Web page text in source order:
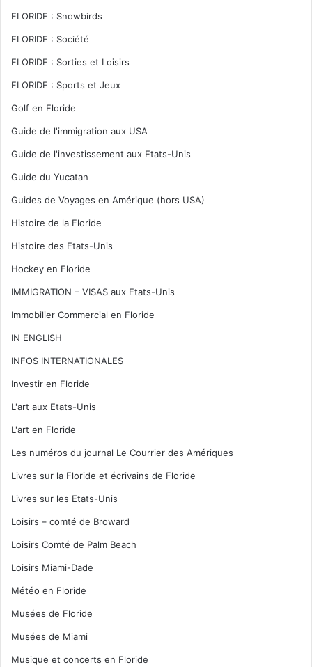
FLORIDE : Snowbirds
FLORIDE : Société
FLORIDE : Sorties et Loisirs
FLORIDE : Sports et Jeux
Golf en Floride
Guide de l'immigration aux USA
Guide de l'investissement aux Etats-Unis
Guide du Yucatan
Guides de Voyages en Amérique (hors USA)
Histoire de la Floride
Histoire des Etats-Unis
Hockey en Floride
IMMIGRATION – VISAS aux Etats-Unis
Immobilier Commercial en Floride
IN ENGLISH
INFOS INTERNATIONALES
Investir en Floride
L'art aux Etats-Unis
L'art en Floride
Les numéros du journal Le Courrier des Amériques
Livres sur la Floride et écrivains de Floride
Livres sur les Etats-Unis
Loisirs – comté de Broward
Loisirs Comté de Palm Beach
Loisirs Miami-Dade
Météo en Floride
Musées de Floride
Musées de Miami
Musique et concerts en Floride